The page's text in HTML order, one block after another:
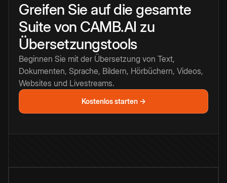
Greifen Sie auf die gesamte
Suite von CAMB.AI zu
Übersetzungstools
Beginnen Sie mit der Übersetzung von Text,
Dokumenten, Sprache, Bildern, Hörbüchern, Videos,
Websites und Livestreams.
Kostenlos starten →